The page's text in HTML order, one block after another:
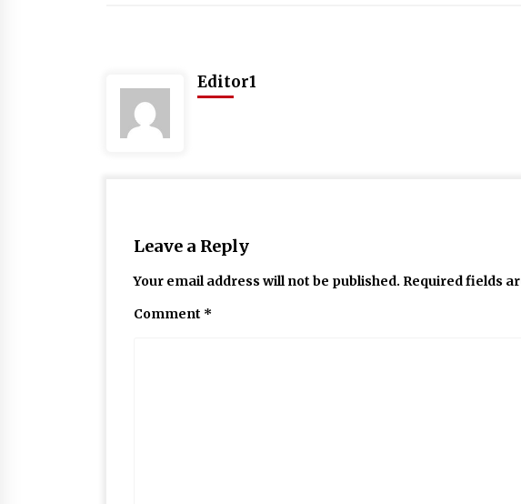
Editor1
Leave a Reply
Your email address will not be published. Required fields
Comment *